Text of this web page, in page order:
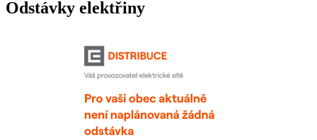
Odstávky elektřiny